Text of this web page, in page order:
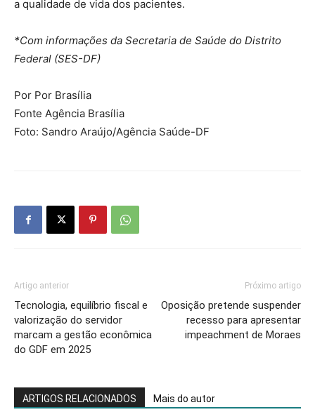
a qualidade de vida dos pacientes.
*Com informações da Secretaria de Saúde do Distrito
Federal (SES-DF)
Por Por Brasília
Fonte Agência Brasília
Foto: Sandro Araújo/Agência Saúde-DF
Artigo anterior
Tecnologia, equilíbrio fiscal e
valorização do servidor
marcam a gestão econômica
do GDF em 2025
Próximo artigo
Oposição pretende suspender
recesso para apresentar
impeachment de Moraes
ARTIGOS RELACIONADOS Mais do autor